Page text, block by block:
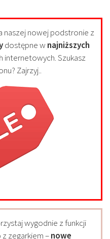
naszej nowej podstronie z
dostępne w najniższych
internetowych. Szukasz
Zajrzyj..
wygodnie z funkcji
zegarkiem –nowe